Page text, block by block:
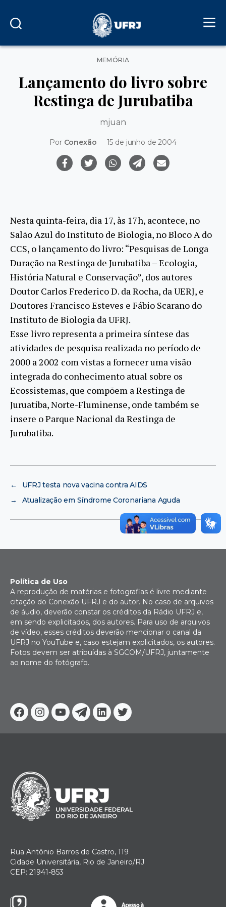
Categorias
MEMÓRIA
Lançamento do livro sobre
Restinga de Jurubatiba
mjuan
Por Conexão 15 de junho de 2004
Nesta quinta-feira, dia 17, às 17h, acontece, no
Salão Azul do Instituto de Biologia, no Bloco A do
CCS, o lançamento do livro: “Pesquisas de Longa
Duração na Restinga de Jurubatiba – Ecologia,
História Natural e Conservação”, dos autores
Doutor Carlos Frederico D. da Rocha, da UERJ, e
Doutores Francisco Esteves e Fábio Scarano do
Instituto de Biologia da UFRJ.
Esse livro representa a primeira síntese das
atividades de pesquisa realizada no período de
2000 a 2002 com vistas a fornecer uma visão
integrada do conhecimento atual sobre os
Ecossistemas, que compõem a Restinga de
Juruatiba, Norte-Fluminense, onde também se
insere o Parque Nacional da Restinga de
Jurubatiba.
←
UFRJ testa nova vacina contra AIDS
→
Atualização em Síndrome Coronariana Aguda
Facebook
Instagram
YoutubeTelegram
Linkedin
Twitter
Política de Uso
A reprodução de matérias e fotografias é livre mediante
citação do Conexão UFRJ e do autor. No caso de arquivos
de áudio, deverão constar os créditos da Rádio UFRJ e,
em sendo explicitados, dos autores. Para uso de arquivos
de vídeo, esses créditos deverão mencionar o canal da
UFRJ no YouTube e, caso estejam explicitados, os autores.
Fotos devem ser atribuídas à SGCOM/UFRJ, juntamente
ao nome do fotógrafo.
Rua Antônio Barros de Castro, 119
Cidade Universitária, Rio de Janeiro/RJ
CEP: 21941-853